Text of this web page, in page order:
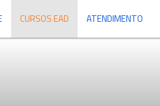
CURSOS EAD ATENDIMENTO